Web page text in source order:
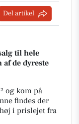
Del artikel
til hele
de dyreste
og kom på
findes der
i prislejet fra